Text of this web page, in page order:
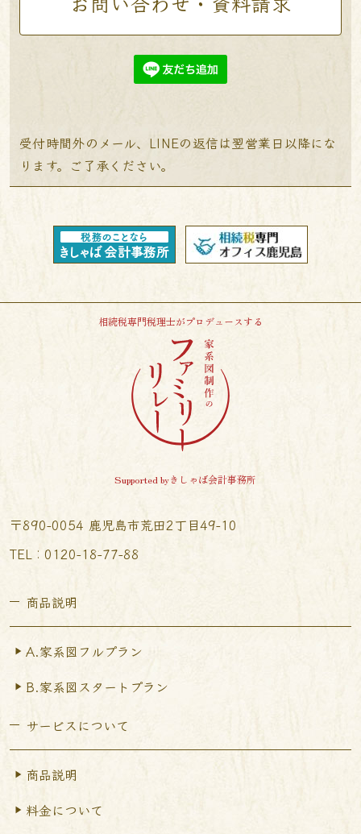
受付時間外のメール、LINEの返信は翌営業日以降にな
ります。ご了承ください。
相続税専門税理士がプロデュースする
Supported byきしゃば会計事務所
〒890-0054 鹿児島市荒田2丁目49-10
TEL︰0120-18-77-88
商品説明
A.家系図フルプラン
B.家系図スタートプラン
サービスについて
商品説明
料金について